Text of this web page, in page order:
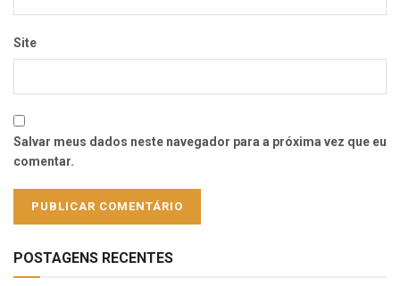
Site
Salvar meus dados neste navegador para a próxima vez que eu
comentar.
POSTAGENS RECENTES